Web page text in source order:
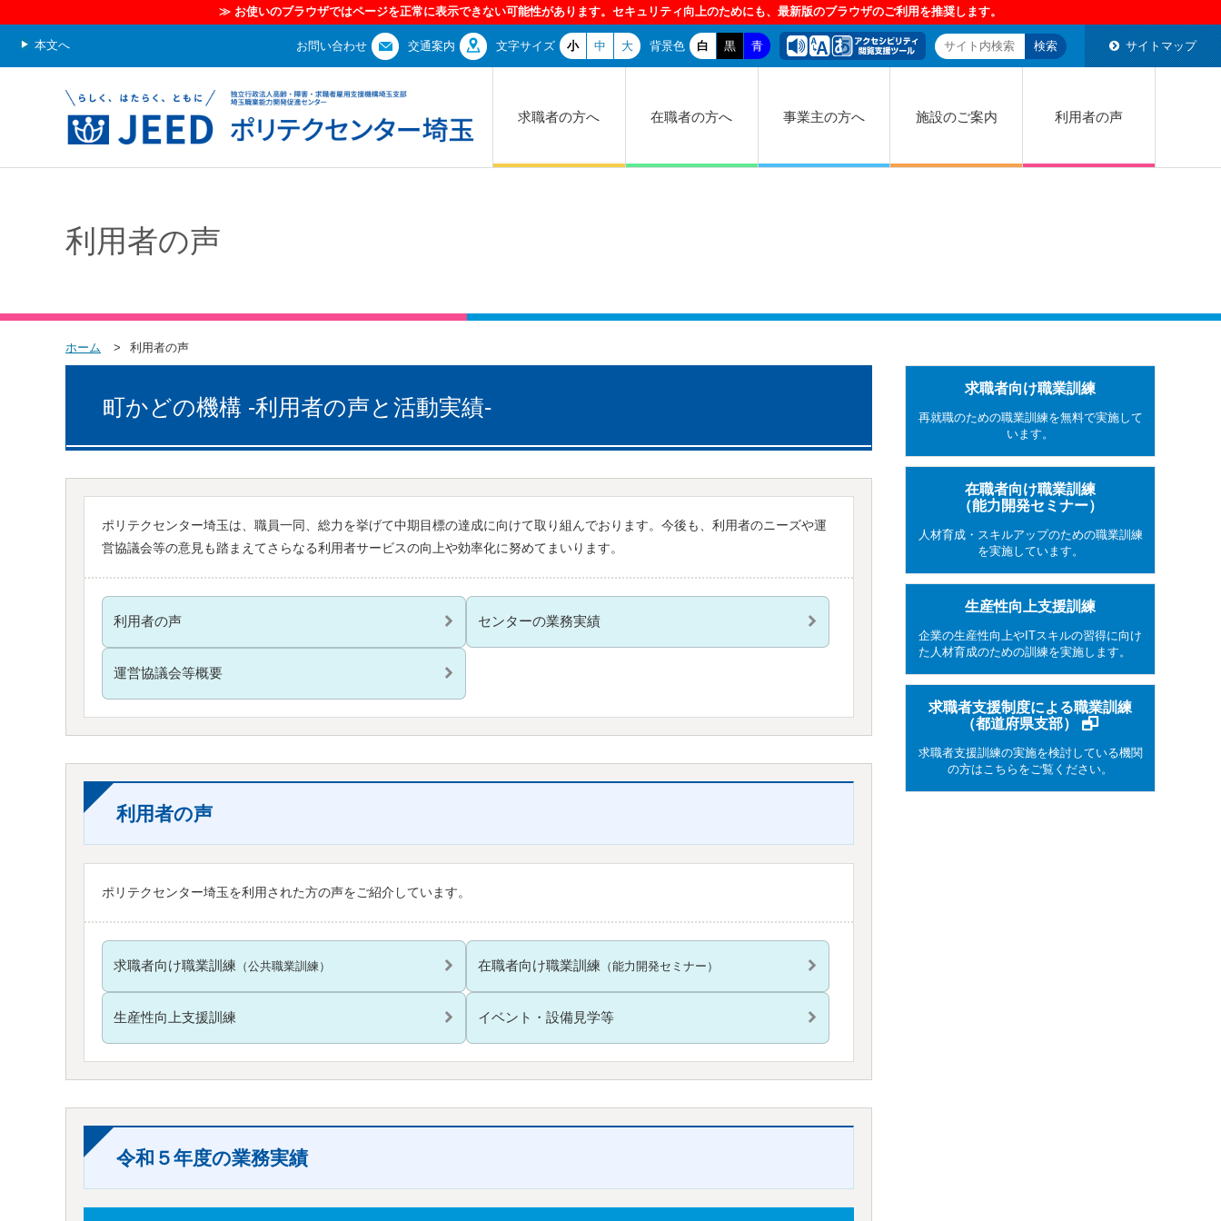
本文へ お問い合わせ 交通案内 文字サイズ 小 中 大 背景色 白 黒 青 サイトマップ
求職者の方へ 在職者の方へ 事業主の方へ 施設のご案内 利用者の声
利用者の声
ホーム 利用者の声
町かどの機構 -利用者の声と活動実績-
ポリテクセンター埼玉は、職員一同、総力を挙げて中期目標の達成に向けて取り組んでおります。今後も、利用者のニーズや運
営協議会等の意見も踏まえてさらなる利用者サービスの向上や効率化に努めてまいります。
利用者の声 センターの業務実績
運営協議会等概要
利用者の声
ポリテクセンター埼玉を利用された方の声をご紹介しています。
求職者向け職業訓練 （公共職業訓練） 在職者向け職業訓練 （能力開発セミナー）
生産性向上支援訓練 イベント・設備見学等
令和５年度の業務実績
求職者向け職業訓練
再就職のための職業訓練を無料で実施して
います。
在職者向け職業訓練
（能力開発セミナー）
人材育成・スキルアップのための職業訓練
を実施しています。
生産性向上支援訓練
企業の生産性向上やITスキルの習得に向け
た人材育成のための訓練を実施します。
求職者支援制度による職業訓練
（都道府県支部）
求職者支援訓練の実施を検討している機関
の方はこちらをご覧ください。